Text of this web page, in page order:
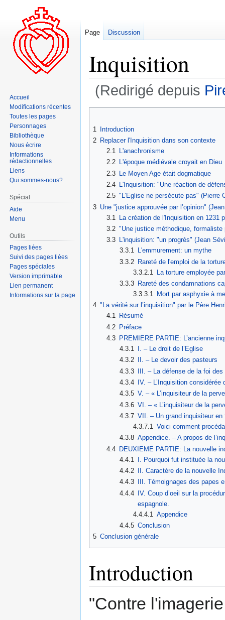
Inquisition
(Redirigé depuis
navigation
recherche
1
Introduction
2 Replacer l'Inquisition dans son contexte
2.1
L'anachronisme
2.2
L'époque médiévale croyait en Dieu
2.3 Le Moyen Age était dogmatique
2.4
L'Inquisition: "Une réaction de
2.5 "L'Eglise ne persécute pas" (Pierre
3 Une "justice approuvée par l’opinion"
3.1
La création de l'Inquisition en 1231
3.2 "Une justice méthodique,
3.3
L'inquisition: "un progrès" (Jean
3.3.1 L'emmurement: un mythe
3.3.2 Rareté de l'emploi de la
3.3.2.1
La torture employée
3.3.3 Rareté des condamnations
3.3.3.1
Mort par asphyxie à
4 "La vérité sur l’inquisition" par le Père
4.1
Résumé
4.2 Préface
4.3
PREMIERE PARTIE: L’ancienne
4.3.1
I. – Le droit de l’Eglise
4.3.2
II. – Le devoir des pasteurs
4.3.3 III. – La défense de la foi
4.3.4
IV. – L’Inquisition
4.3.5 V. – « L’inquisiteur de la
4.3.6 VI. – « L’inquisiteur de la
4.3.7 VII. – Un grand inquisiteur
4.3.7.1
Voici comment
4.3.8 Appendice. – A propos de
4.4 DEUXIEME PARTIE: La nouvelle
4.4.1
I. Pourquoi fut instituée la
4.4.2
II. Caractère de la nouvelle
4.4.3
III. Témoignages des papes
4.4.4 IV. Coup d’oeil sur la
espagnole.
4.4.4.1 Appendice
4.4.5 Conclusion
5 Conclusion générale
Introduction
"Contre
Page Discussion
Accueil
Modifications récentes
Toutes les pages
Personnages
Bibliothèque
Nous écrire
Informations
rédactionnelles
Liens
Qui sommes-nous?
Spécial
Aide
Menu
Outils
Pages liées
Suivi des pages liées
Pages spéciales
Version imprimable
Lien permanent
Informations sur la page